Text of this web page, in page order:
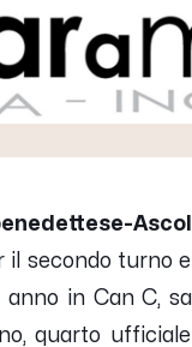
secondo turno
in Can C,
quarto ufficiale